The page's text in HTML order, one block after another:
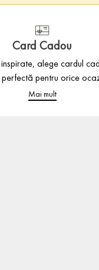
Card Cadou
alege cardul
pentru orice
Mai mult